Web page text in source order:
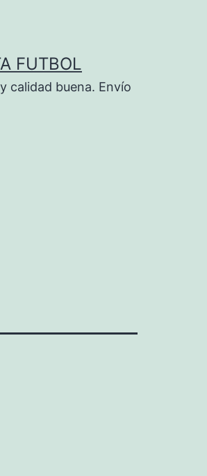
FUTBOL
calidad buena. Envío